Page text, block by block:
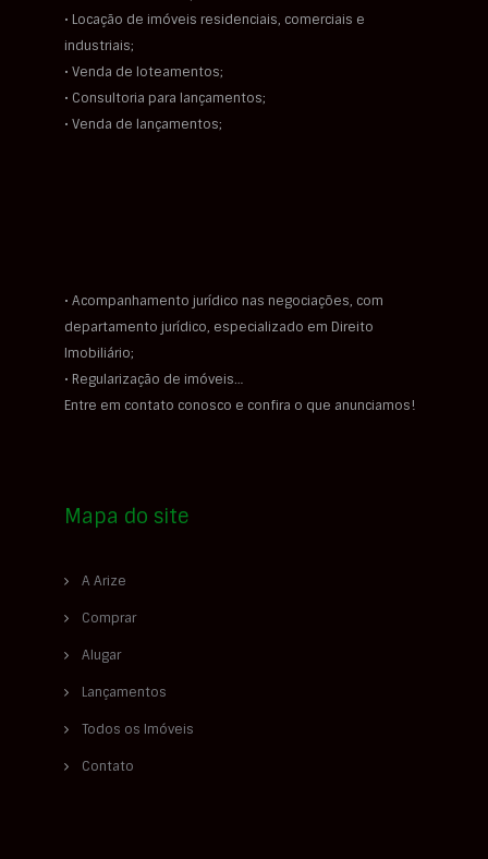
• Locação de imóveis residenciais, comerciais e
industriais;
• Venda de loteamentos;
• Consultoria para lançamentos;
• Venda de lançamentos;
• Acompanhamento jurídico nas negociações, com
departamento jurídico, especializado em Direito
Imobiliário;
• Regularização de imóveis…
Entre em contato conosco e confira o que anunciamos!
Mapa do site
A Arize
Comprar
Alugar
Lançamentos
Todos os Imóveis
Contato